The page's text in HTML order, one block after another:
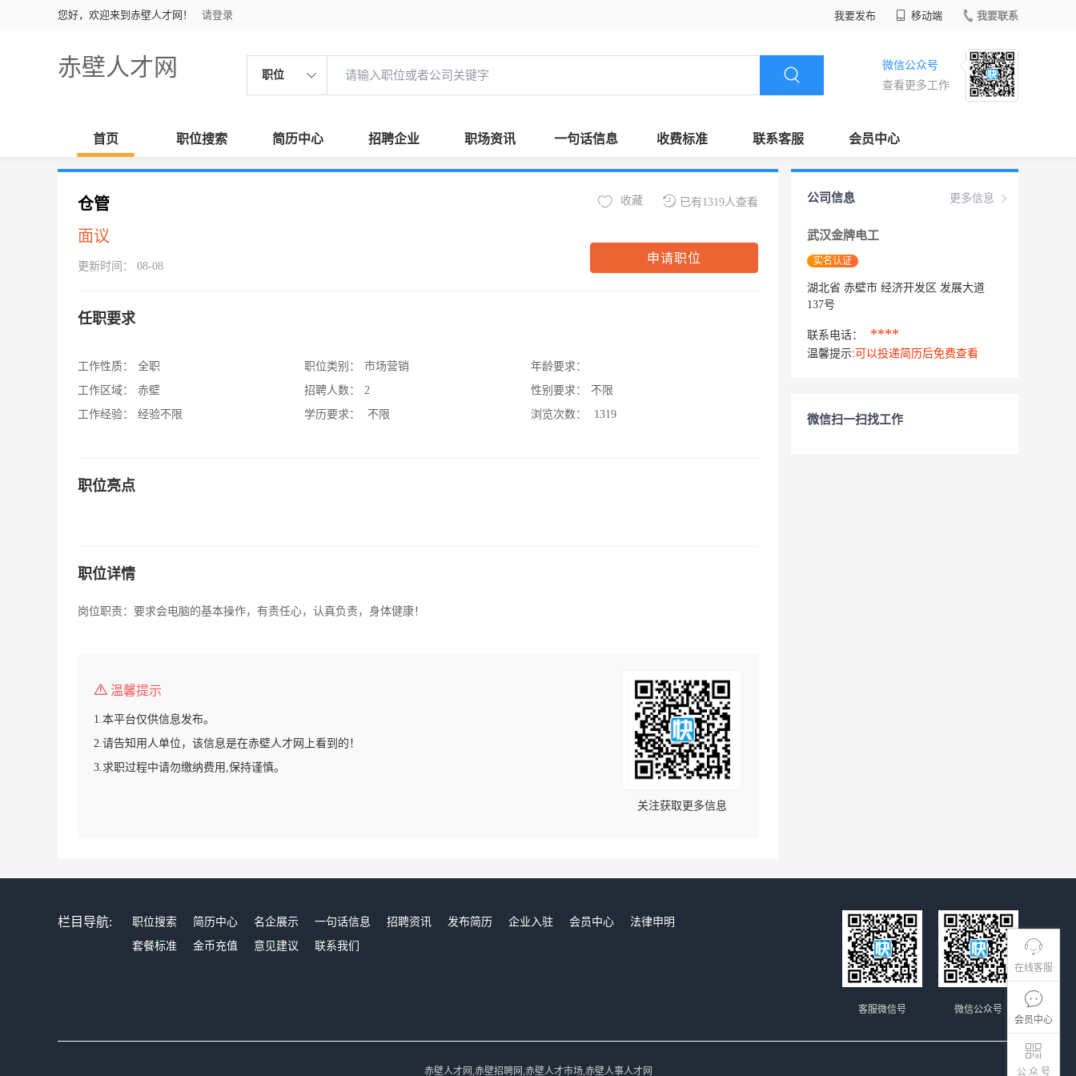
您好，欢迎来到赤壁人才网！ 请登录 我要发布 移动端 我要联系
赤壁人才网 职位
微信公众号
查看更多工作
首页 职位搜索 简历中心 招聘企业 职场资讯 一句话信息 收费标准 联系客服 会员中心
在线客服
会员中心
公 众 号
仓管
面议
更新时间： 08-08
已有1319人查看
收藏
申请职位
任职要求
工作性质：
全职
工作区域：
赤壁
工作经验：
经验不限
职位类别：
市场营销
招聘人数：
2
学历要求：
不限
年龄要求：
性别要求：
不限
浏览次数：
1319
职位亮点
职位详情
岗位职责：要求会电脑的基本操作，有责任心，认真负责，身体健康！
温馨提示
1.本平台仅供信息发布。
2.请告知用人单位，该信息是在赤壁人才网上看到的！
3.求职过程中请勿缴纳费用,保持谨慎。
关注获取更多信息
更多信息
公司信息
武汉金牌电工
实名认证
湖北省 赤壁市 经济开发区 发展大道
137号
联系电话： ****
温馨提示: 可以投递简历后免费查看
微信扫一扫找工作
栏目导航: 职位搜索 简历中心 名企展示 一句话信息 招聘资讯 发布简历 企业入驻 会员中心
法律申明
套餐标准
金币充值 意见建议 联系我们
微信公众号
客服微信号
赤壁人才网,赤壁招聘网,赤壁人才市场,赤壁人事人才网